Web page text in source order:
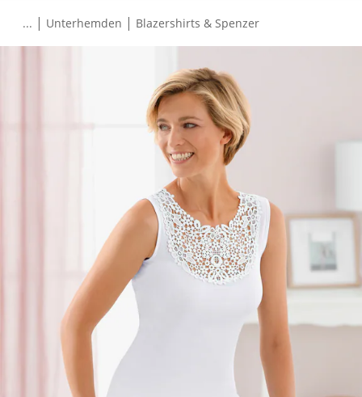
... | Unterhemden | Blazershirts & Spenzer